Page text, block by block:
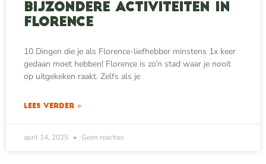
Bijzondere activiteiten in
Florence
10 Dingen die je als Florence-liefhebber minstens 1x keer
gedaan moet hebben! Florence is zo’n stad waar je nooit
op uitgekeken raakt. Zelfs als je
LEES VERDER »
april 14, 2025 Geen reacties